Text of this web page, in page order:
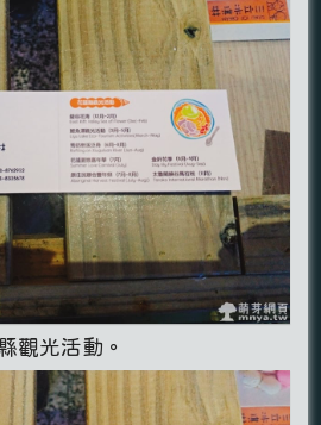
觀光活動。